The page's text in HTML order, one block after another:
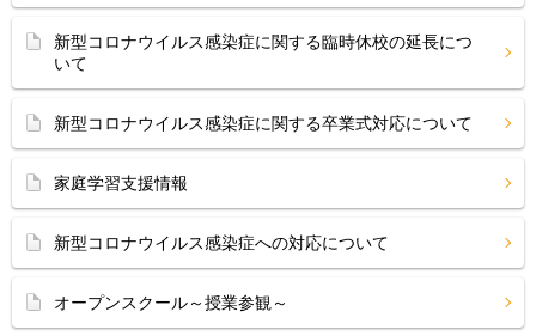
新型コロナウイルス感染症に関する臨時休校の延長につ
いて
新型コロナウイルス感染症に関する卒業式対応について
家庭学習支援情報
新型コロナウイルス感染症への対応について
オープンスクール～授業参観～